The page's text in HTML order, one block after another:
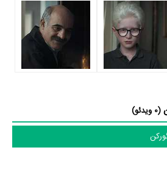
در این زمینه موفق باشند و بازی‌های
بهسیاوش چراغی‌پور بهنوش بختیاری
وغلامعلی رضاییدر نقش شیشه بر
میزان سنی که از آنها در دایرةالمعارف
منظوم
ثبت شده، 52 سال است که نشان
میانسالان هستند.
(0 ویدئو)